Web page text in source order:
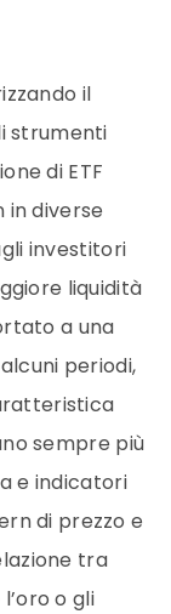
il
strumenti
di ETF
in diverse
investitori
liquidità
a una
periodi,
sempre più
e indicatori
di prezzo e
tra
o gli